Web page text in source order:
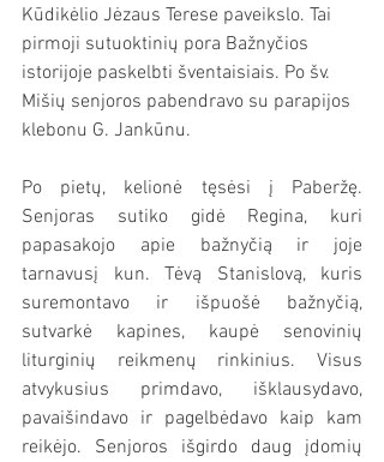
Kūdikėlio Jėzaus Terese paveikslo. Tai
pirmoji sutuoktinių pora Bažnyčios
istorijoje paskelbti šventaisiais. Po šv.
Mišių senjoros pabendravo su parapijos
klebonu G. Jankūnu.
Po pietų, kelionė tęsėsi į Paberžę.
Senjoras sutiko gidė Regina, kuri
papasakojo apie bažnyčią ir joje
tarnavusį kun. Tėvą Stanislovą, kuris
suremontavo ir išpuošė bažnyčią,
sutvarkė kapines, kaupė senovinių
liturginių reikmenų rinkinius. Visus
atvykusius primdavo, išklausydavo,
pavaišindavo ir pagelbėdavo kaip kam
reikėjo. Senjoros išgirdo daug įdomių